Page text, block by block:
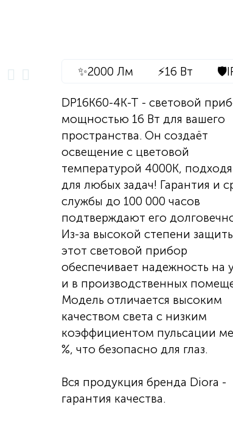
✨2000 Лм ⚡16 Вт 🛡️
DP16K60-4K-T - световой
мощностью 16 Вт для вашего
пространства. Он создаёт
освещение с цветовой
температурой 4000K,
для любых задач! Гарантия и
службы до 100 000 часов
подтверждают его
Из-за высокой степени
этот световой прибор
обеспечивает надежность на
и в производственных
Модель отличается высоким
качеством света с низким
коэффициентом пульсации
%, что безопасно для глаз.
Вся продукция бренда Diora -
гарантия качества.